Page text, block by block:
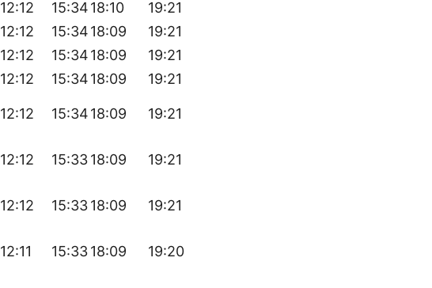
12:12 15:3418:10
19:21
12:12 15:3418:09
19:21
12:12 15:3418:09
19:21
12:12 15:3418:09
19:21
12:12 15:3418:09 19:21
12:12 15:3318:09 19:21
12:12 15:3318:09 19:21
12:11 15:3318:09 19:20